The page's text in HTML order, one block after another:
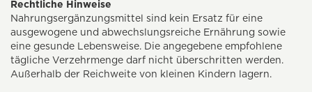
Rechtliche Hinweise
Nahrungsergänzungsmittel sind kein Ersatz für eine
ausgewogene und abwechslungsreiche Ernährung sowie
eine gesunde Lebensweise. Die angegebene empfohlene
tägliche Verzehrmenge darf nicht überschritten werden.
Außerhalb der Reichweite von kleinen Kindern lagern.